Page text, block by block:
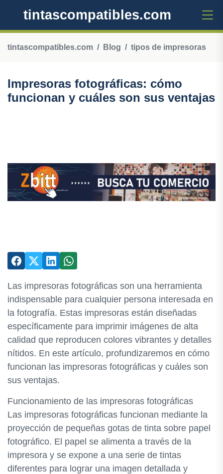
tintascompatibles.com
tintascompatibles.com Blog tipos de impresoras
Impresoras fotográficas: cómo
funcionan y cuáles son sus ventajas
Las impresoras fotográficas son una herramienta
indispensable para cualquier persona interesada en
la fotografía. Estas impresoras están diseñadas
específicamente para imprimir imágenes de alta
calidad que reproducen colores vibrantes y detalles
nítidos. En este artículo, profundizaremos en cómo
funcionan las impresoras fotográficas y cuáles son
sus ventajas.
Funcionamiento de las impresoras fotográficas
Las impresoras fotográficas funcionan mediante la
proyección de pequeñas gotas de tinta sobre papel
fotográfico. El papel se alimenta a través de la
impresora y se expone a una serie de tintas
diferentes para lograr una imagen detallada y